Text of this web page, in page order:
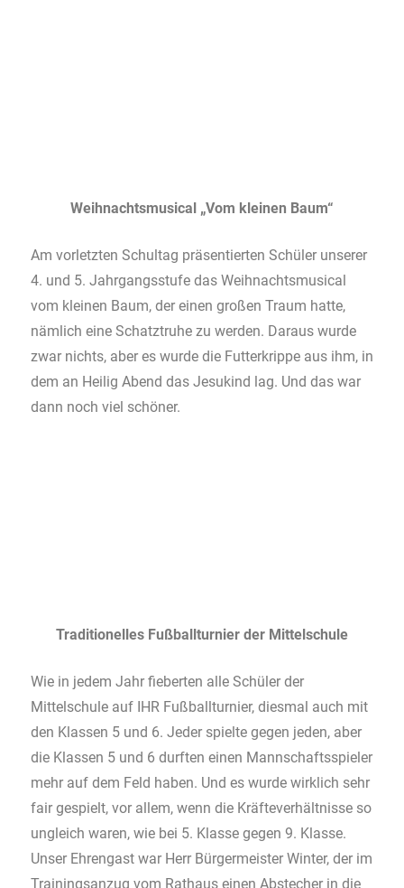
Weihnachtsmusical „Vom kleinen Baum“
Am vorletzten Schultag präsentierten Schüler unserer
4. und 5. Jahrgangsstufe das Weihnachtsmusical
vom kleinen Baum, der einen großen Traum hatte,
nämlich eine Schatztruhe zu werden. Daraus wurde
zwar nichts, aber es wurde die Futterkrippe aus ihm, in
dem an Heilig Abend das Jesukind lag. Und das war
dann noch viel schöner.
Traditionelles Fußballturnier der Mittelschule
Wie in jedem Jahr fieberten alle Schüler der
Mittelschule auf IHR Fußballturnier, diesmal auch mit
den Klassen 5 und 6. Jeder spielte gegen jeden, aber
die Klassen 5 und 6 durften einen Mannschaftsspieler
mehr auf dem Feld haben. Und es wurde wirklich sehr
fair gespielt, vor allem, wenn die Kräfteverhältnisse so
ungleich waren, wie bei 5. Klasse gegen 9. Klasse.
Unser Ehrengast war Herr Bürgermeister Winter, der im
Trainingsanzug vom Rathaus einen Abstecher in die